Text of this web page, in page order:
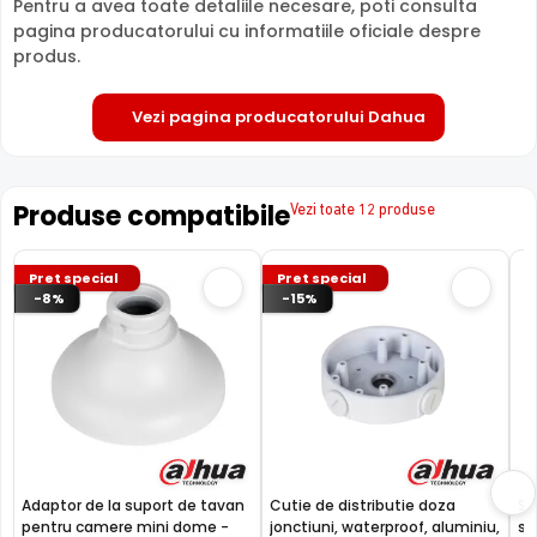
HAC-HDW1500T-IL-A-0280B-S3-DIP fiind dotata cu un
iluminator in infrarosu cu LED-uri IR.
TEHNOLOGIA STARLIGHT
Camera DAHUA HAC-HDW1500T-IL-A-0280B-S3-DIP este
dotata cu un senzor de imagine de ultima generatie:
SONY STARVIS, ce ii ofera camerei o sensibilitate extrem
de scazuta cu ajutorul careia camera poate oferi imagini
color in conditii de iluminare extrem de scazute.
Pentru a avea toate detaliile necesare, poti consulta
pagina producatorului cu informatiile oficiale despre
produs.
Vezi pagina producatorului Dahua
Produse compatibileVezi toate 12 produse
Pret special
-8%
Adaptor de la suport de tavan
pentru camere mini dome -
Pret special
-15%
Cutie de distributie doza
jonctiuni, waterproof, aluminiu,